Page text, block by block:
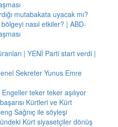
mutabakata uyacak mı?
nasıl etkiler? | ABD-
| YENİ Parti start verdi |
Sekreter Yunus Emre
teker teker aşılıyor
Kürtleri ve Kürt
Sağnıç ile söyleşi
Kürt siyasetçiler dönüş